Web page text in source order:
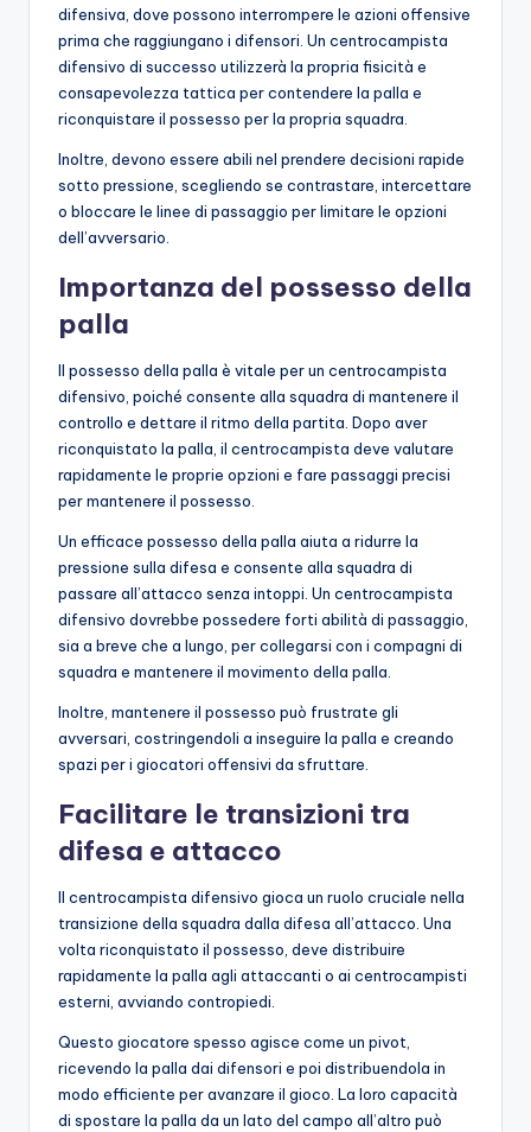
difensiva, dove possono interrompere le azioni offensive
prima che raggiungano i difensori. Un centrocampista
difensivo di successo utilizzerà la propria fisicità e
consapevolezza tattica per contendere la palla e
riconquistare il possesso per la propria squadra.
Inoltre, devono essere abili nel prendere decisioni rapide
sotto pressione, scegliendo se contrastare, intercettare
o bloccare le linee di passaggio per limitare le opzioni
dell’avversario.
Importanza del possesso della
palla
Il possesso della palla è vitale per un centrocampista
difensivo, poiché consente alla squadra di mantenere il
controllo e dettare il ritmo della partita. Dopo aver
riconquistato la palla, il centrocampista deve valutare
rapidamente le proprie opzioni e fare passaggi precisi
per mantenere il possesso.
Un efficace possesso della palla aiuta a ridurre la
pressione sulla difesa e consente alla squadra di
passare all’attacco senza intoppi. Un centrocampista
difensivo dovrebbe possedere forti abilità di passaggio,
sia a breve che a lungo, per collegarsi con i compagni di
squadra e mantenere il movimento della palla.
Inoltre, mantenere il possesso può frustrate gli
avversari, costringendoli a inseguire la palla e creando
spazi per i giocatori offensivi da sfruttare.
Facilitare le transizioni tra
difesa e attacco
Il centrocampista difensivo gioca un ruolo cruciale nella
transizione della squadra dalla difesa all’attacco. Una
volta riconquistato il possesso, deve distribuire
rapidamente la palla agli attaccanti o ai centrocampisti
esterni, avviando contropiedi.
Questo giocatore spesso agisce come un pivot,
ricevendo la palla dai difensori e poi distribuendola in
modo efficiente per avanzare il gioco. La loro capacità
di spostare la palla da un lato del campo all’altro può